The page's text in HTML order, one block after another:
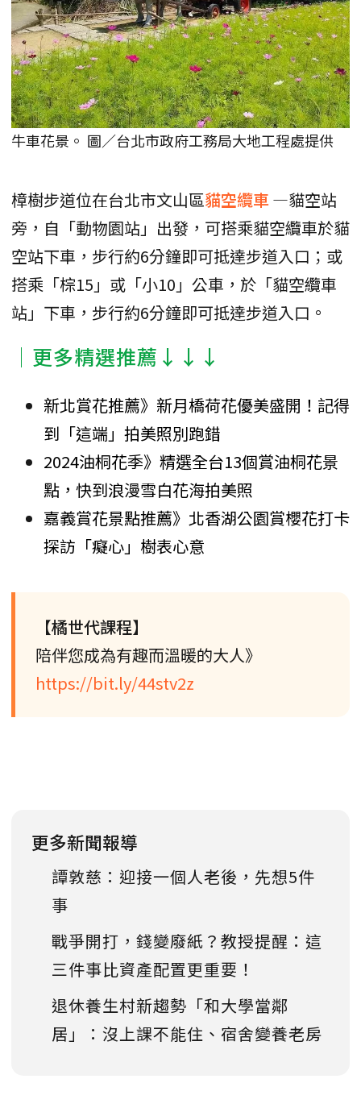
牛車花景。 圖／台北市政府工務局大地工程處提供
樟樹步道位在台北市文山區貓空纜車—貓空站
旁，自「動物園站」出發，可搭乘貓空纜車於貓
空站下車，步行約6分鐘即可抵達步道入口；或
搭乘「棕15」或「小10」公車，於「貓空纜車
站」下車，步行約6分鐘即可抵達步道入口。
│更多精選推薦↓↓↓
新北賞花推薦》新月橋荷花優美盛開！記得
到「這端」拍美照別跑錯
2024油桐花季》精選全台13個賞油桐花景
點，快到浪漫雪白花海拍美照
嘉義賞花景點推薦》北香湖公園賞櫻花打卡
探訪「癡心」樹表心意
【橘世代課程】
陪伴您成為有趣而溫暖的大人》
https://bit.ly/44stv2z
更多新聞報導
譚敦慈：迎接一個人老後，先想5件
事
戰爭開打，錢變廢紙？教授提醒：這
三件事比資產配置更重要！
退休養生村新趨勢「和大學當鄰
居」：沒上課不能住、宿舍變養老房